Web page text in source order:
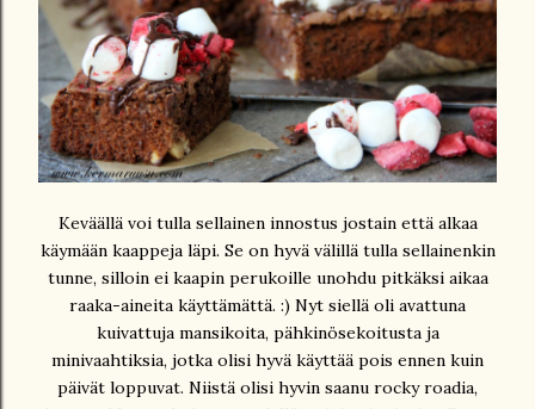
Keväällä voi tulla sellainen innostus jostain että alkaa
käymään kaappeja läpi. Se on hyvä välillä tulla sellainenkin
tunne, silloin ei kaapin perukoille unohdu pitkäksi aikaa
raaka-aineita käyttämättä. :) Nyt siellä oli avattuna
kuivattuja mansikoita, pähkinösekoitusta ja
minivaahtiksia, jotka olisi hyvä käyttää pois ennen kuin
päivät loppuvat. Niistä olisi hyvin saanu rocky roadia,